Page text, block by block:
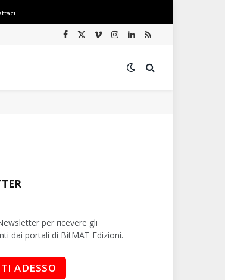
Facebook
X
VimeoInstagram
LinkedIn
RSS
per ricevere gli
dai portali di BitMAT Edizioni.